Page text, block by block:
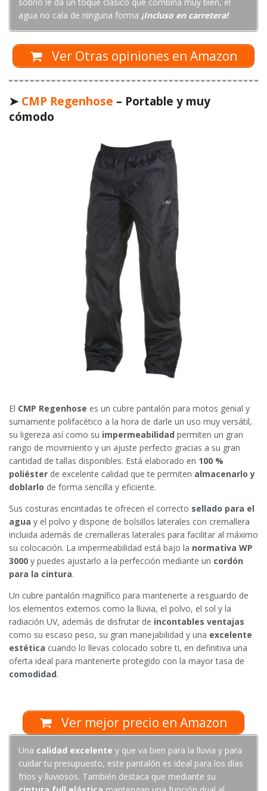
sobrio le da un toque clásico que combina muy bien, el
agua no cala de ninguna forma ¡Incluso en carretera!
Ver Otras opiniones en Amazon
➤ CMP Regenhose – Portable y muy
cómodo
El CMP Regenhose es un cubre pantalón para motos genial y
sumamente polifacético a la hora de darle un uso muy versátil,
su ligereza así como su impermeabilidad permiten un gran
rango de movimiento y un ajuste perfecto gracias a su gran
cantidad de tallas disponibles. Está elaborado en 100 %
poliéster de excelente calidad que te permiten almacenarlo y
doblarlo de forma sencilla y eficiente.
Sus costuras encintadas te ofrecen el correcto sellado para el
agua y el polvo y dispone de bolsillos laterales con cremallera
incluida además de cremalleras laterales para facilitar al máximo
su colocación. La impermeabilidad está bajo la normativa WP
3000 y puedes ajustarlo a la perfección mediante un cordón
para la cintura.
Un cubre pantalón magnífico para mantenerte a resguardo de
los elementos externos como la lluvia, el polvo, el sol y la
radiación UV, además de disfrutar de incontables ventajas
como su escaso peso, su gran manejabilidad y una excelente
estética cuando lo llevas colocado sobre ti, en definitiva una
oferta ideal para mantenerte protegido con la mayor tasa de
comodidad.
Ver mejor precio en Amazon
Una calidad excelente y que va bien para la lluvia y para
cuidar tu presupuesto, este pantalón es ideal para los días
fríos y lluviosos. También destaca que mediante su